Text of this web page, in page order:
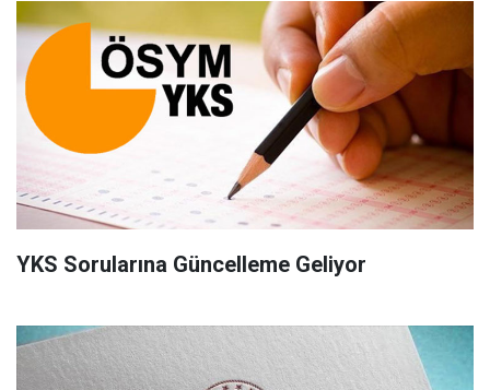
YKS Sorularına Güncelleme Geliyor